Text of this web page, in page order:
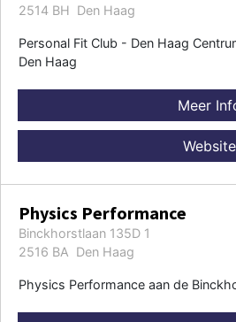
2514 BH Den Haag
Personal Fit Club - Den Haag
Den Haag
Meer
Website
Physics Performance
Binckhorstlaan 135D 1
2516 BA Den Haag
Physics Performance aan de